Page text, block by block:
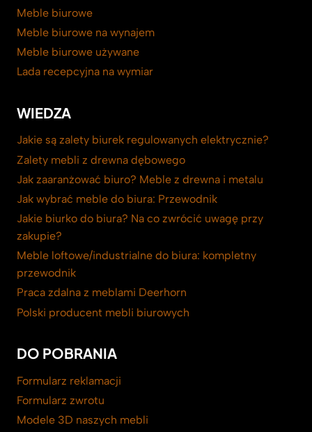
Meble biurowe
Meble biurowe na wynajem
Meble biurowe używane
Lada recepcyjna na wymiar
WIEDZA
Jakie są zalety biurek regulowanych elektrycznie?
Zalety mebli z drewna dębowego
Jak zaaranżować biuro? Meble z drewna i metalu
Jak wybrać meble do biura: Przewodnik
Jakie biurko do biura? Na co zwrócić uwagę przy
zakupie?
Meble loftowe/industrialne do biura: kompletny
przewodnik
Praca zdalna z meblami Deerhorn
Polski producent mebli biurowych
DO POBRANIA
Formularz reklamacji
Formularz zwrotu
Modele 3D naszych mebli